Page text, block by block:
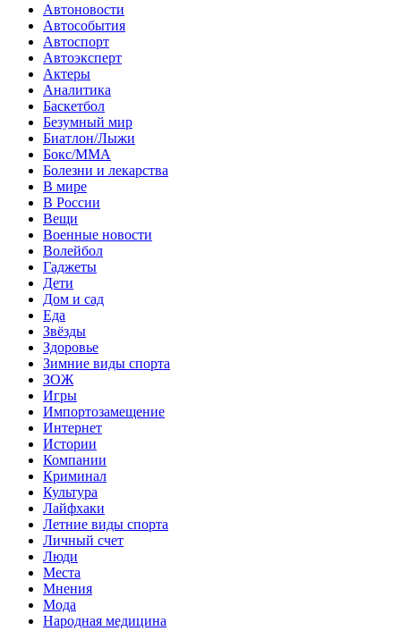
Автоновости
Автособытия
Автоспорт
Автоэксперт
Актеры
Аналитика
Баскетбол
Безумный мир
Биатлон/Лыжи
Бокс/MMA
Болезни и лекарства
В мире
В России
Вещи
Военные новости
Волейбол
Гаджеты
Дети
Дом и сад
Еда
Звёзды
Здоровье
Зимние виды спорта
ЗОЖ
Игры
Импортозамещение
Интернет
Истории
Компании
Криминал
Культура
Лайфхаки
Летние виды спорта
Личный счет
Люди
Места
Мнения
Мода
Народная медицина